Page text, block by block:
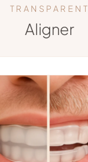
TRANSPARENT
Aligner